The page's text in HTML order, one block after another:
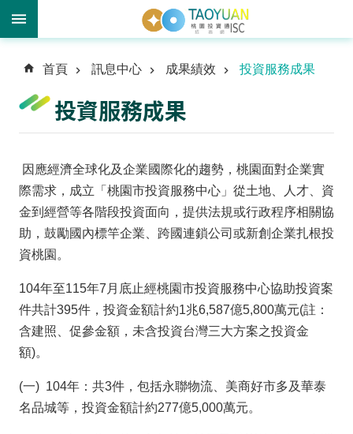
階
尋
訊
息
中
心
資
優
勢
投
資
商
首頁 訊息中心 成果績效 投資服務成果
投資服務成果
因應經濟全球化及企業國際化的趨勢，桃園面對企業實
際需求，成立「桃園市投資服務中心」從土地、人才、資
金到經營等各階段投資面向，提供法規或行政程序相關協
助，鼓勵國內標竿企業、跨國連鎖公司或新創企業扎根投
資桃園。
104年至115年7月底止經桃園市投資服務中心協助投資案
件共計395件，投資金額計約1兆6,587億5,800萬元(註：
含建照、促參金額，未含投資台灣三大方案之投資金
額)。
(一) 104年：共3件，包括永聯物流、美商好市多及華泰
名品城等，投資金額計約277億5,000萬元。